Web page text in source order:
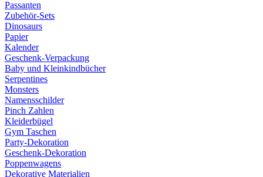
Passanten
Zubehör-Sets
Dinosaurs
Papier
Kalender
Geschenk-Verpackung
Baby und Kleinkindbücher
Serpentines
Monsters
Namensschilder
Pinch Zahlen
Kleiderbügel
Gym Taschen
Party-Dekoration
Geschenk-Dekoration
Poppenwagens
Dekorative Materialien